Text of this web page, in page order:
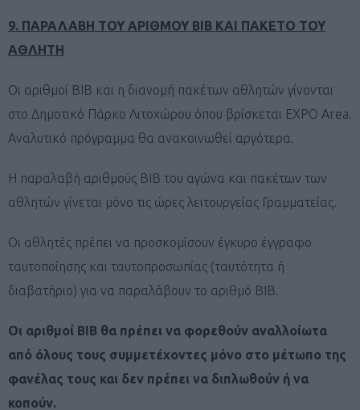
9. ΠΑΡΑΛΑΒΗ ΤΟΥ ΑΡΙΘΜΟΥ BIB ΚΑΙ ΠΑΚΕΤΟ ΤΟΥ
ΑΘΛΗΤΗ
Οι αριθμοί BIB και η διανομή πακέτων αθλητών γίνονται
στο Δημοτικό Πάρκο Λιτοχώρου όπου βρίσκεται EXPO Area.
Αναλυτικό πρόγραμμα θα ανακοινωθεί αργότερα.
Η παραλαβή αριθμούς BIB του αγώνα και πακέτων των
αθλητών γίνεται μόνο τις ώρες λειτουργείας Γραμματείας.
Οι αθλητές πρέπει να προσκομίσουν έγκυρο έγγραφο
ταυτοποίησης και ταυτοπροσωπίας (ταυτότητα ή
διαβατήριο) για να παραλάβουν το αριθμό BIB.
Οι αριθμοί ΒΙΒ θα πρέπει να φορεθούν αναλλοίωτα
από όλους τους συμμετέχοντες μόνο στο μέτωπο της
φανέλας τους και δεν πρέπει να διπλωθούν ή να
κοπούν.